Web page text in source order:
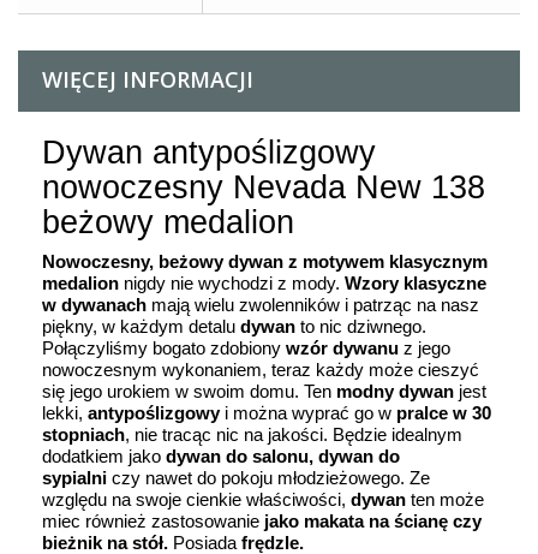
WIĘCEJ INFORMACJI
Dywan antypoślizgowy
nowoczesny Nevada New 138
beżowy medalion
Nowoczesny, beżowy dywan z motywem klasycznym
medalion nigdy nie wychodzi z mody. Wzory klasyczne
w dywanach mają wielu zwolenników i patrząc na nasz
piękny, w każdym detalu dywan to nic dziwnego.
Połączyliśmy bogato zdobiony wzór dywanu z jego
nowoczesnym wykonaniem, teraz każdy może cieszyć
się jego urokiem w swoim domu. Ten modny dywan jest
lekki, antypoślizgowyi można wyprać go w pralce w 30
stopniach, nie tracąc nic na jakości. Będzie idealnym
dodatkiem jako dywan do salonu, dywan do
sypialni czy nawet do pokoju młodzieżowego. Ze
względu na swoje cienkie właściwości, dywan ten może
miec również zastosowanie jako makata na ścianę czy
bieżnik na stół. Posiada frędzle.